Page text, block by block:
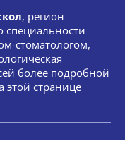
, регион
специальности
стоматологом,
более подробной
странице